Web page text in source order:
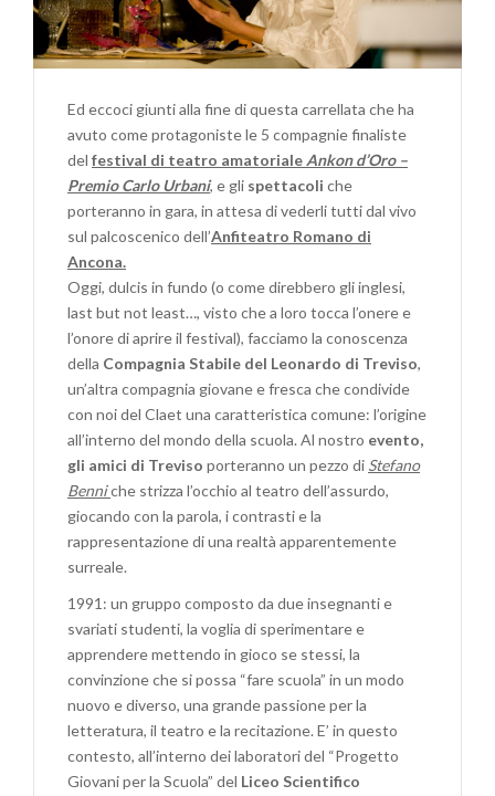
STABILE
DEL
LEONARDO
Ed eccoci giunti alla fine di questa carrellata che ha
avuto come protagoniste le 5 compagnie finaliste
del festival di teatro amatorialeAnkon d’Oro –
Premio Carlo Urbani, e gli spettacoli che
porteranno in gara, in attesa di vederli tutti dal vivo
sul palcoscenico dell’Anfiteatro Romano di
Ancona.
Oggi, dulcis in fundo (o come direbbero gli inglesi,
last but not least…, visto che a loro tocca l’onere e
l’onore di aprire il festival), facciamo la conoscenza
della Compagnia Stabile del Leonardo di Treviso,
un’altra compagnia giovane e fresca che condivide
con noi del Claet una caratteristica comune: l’origine
all’interno del mondo della scuola. Al nostro evento,
gli amici di Treviso porteranno un pezzo di Stefano
Benniche strizza l’occhio al teatro dell’assurdo,
giocando con la parola, i contrasti e la
rappresentazione di una realtà apparentemente
surreale.
1991: un gruppo composto da due insegnanti e
svariati studenti, la voglia di sperimentare e
apprendere mettendo in gioco se stessi, la
convinzione che si possa “fare scuola” in un modo
nuovo e diverso, una grande passione per la
letteratura, il teatro e la recitazione. E’ in questo
contesto, all’interno dei laboratori del “Progetto
Giovani per la Scuola” del Liceo Scientifico